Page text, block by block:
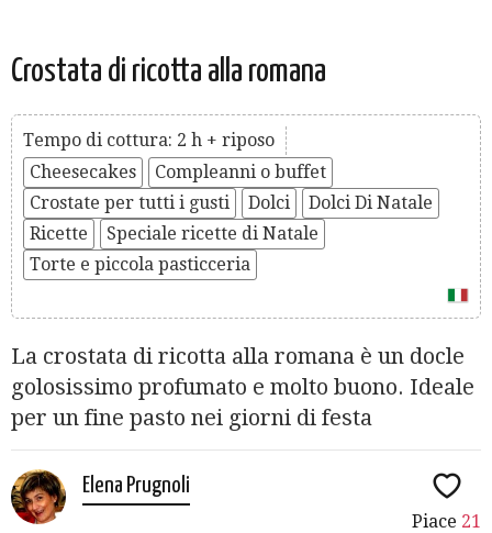
Crostata di ricotta alla romana
Tempo di cottura: 2 h + riposo
Cheesecakes
Compleanni o buffet
Crostate per tutti i gusti
Dolci
Dolci Di Natale
Ricette
Speciale ricette di Natale
Torte e piccola pasticceria
La crostata di ricotta alla romana è un docle
golosissimo profumato e molto buono. Ideale
per un fine pasto nei giorni di festa
Elena Prugnoli
Piace 21